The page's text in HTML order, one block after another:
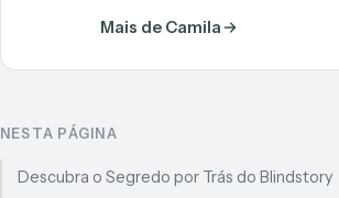
Mais de Camila
NESTA PÁGINA
Descubra o Segredo por Trás do Blindstory